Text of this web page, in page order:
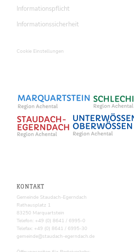
Informationspflicht
Informationssicherheit
Cookie Einstellungen
KONTAKT
Gemeinde Staudach-Egerndach
Rathausplatz 1
83250 Marquartstein
Telefon: +49 (0) 8641 / 6995-0
Telefax: +49 (0) 8641 / 6995-30
gemeinde@staudach-egerndach.de